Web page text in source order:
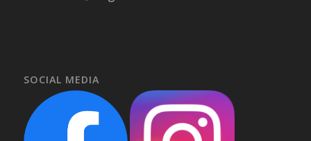
SOCIAL MEDIA